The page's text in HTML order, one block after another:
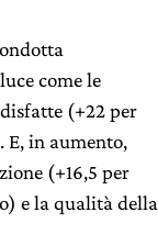
come le
(+22 per
E, in aumento,
(+16,5 per
e la qualità della